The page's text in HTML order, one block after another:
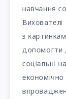
навчання
з
допомогти
соціальні